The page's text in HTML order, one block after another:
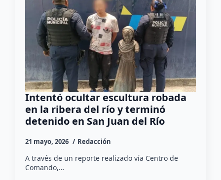
Intentó ocultar escultura robada
en la ribera del río y terminó
detenido en San Juan del Río
21 mayo, 2026 Redacción
A través de un reporte realizado vía Centro de
Comando,…